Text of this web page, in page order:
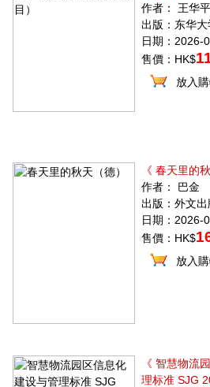
作者： 王华
出版：东华大
日期：2026-
售價：HK$
放入
《 春天里的
作者： 巴金
出版：外文出
日期：2026-
售價：HK$
放入
《 智慧物流
理标准 SJG